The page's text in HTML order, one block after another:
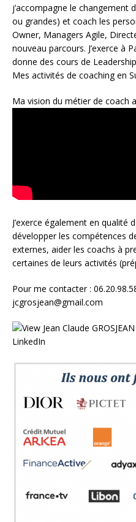
j’accompagne le changement
ou grandes) et coach les
Owner, Managers Agile,
nouveau parcours. J’exerce à
donne des cours de
Mes activités de coaching en
Ma vision du métier de coach
J’exerce également en qualité
développer les compétences
externes, aider les coachs à
certaines de leurs activités
Pour me contacter :
jcgrosjean@gmail.com